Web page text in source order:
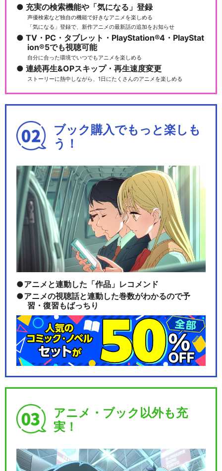
充実の検索機能や「気になる」登録
声優検索など独自の機能で好きなアニメを楽しめる
「気になる」登録で、新作アニメの最新話の追加をお知らせ
TV・PC・タブレット・PlayStation®4・PlayStat
ion®5でも視聴可能
自分に合った環境でいつでもアニメを楽しめる
連続再生&OPスキップ・再生速度変更
ストーリーに熱中しながら、1日にたくさんのアニメを楽しめる
ブック購入でもっと楽しも
う！
アニメと連動した「作品」レコメンド
アニメの視聴話と連動した巻数がわかるので予
習・復習もばっちり
アニメ・ブック以外も充
実！